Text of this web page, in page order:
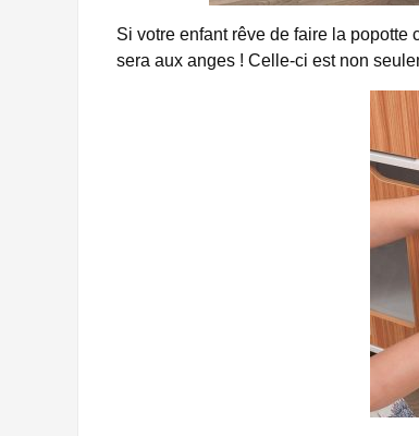
Si votre enfant rêve de faire la popotte
sera aux anges ! Celle-ci est non